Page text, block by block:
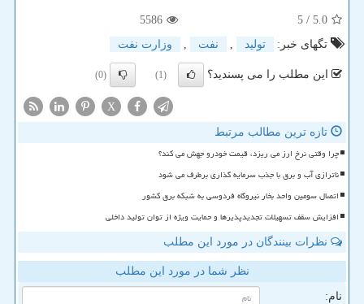
5.0
/ 5
5586
تگهای خبر:
تولید , نفت , وزارت نفت
این مطلب را می پسندید؟ (1)
(0)
X
تازه ترین مطالب مرتبط
چرا وقتی نرخ ارز می ریزد، قیمت خودرو جهش می کند؟
ناترازی آب و برق با جذب سرمایه گذاری برطرف می شود
اتصال سومین واحد بخار نیروگاه فردوسی به شبکه برق کشور
افزایش سقف تسهیلات تجدیدپذیرها و حمایت ویژه از توان تولید داخلی
نظرات بینندگان در مورد این مطلب
نظر شما در مورد این مطلب
نام: